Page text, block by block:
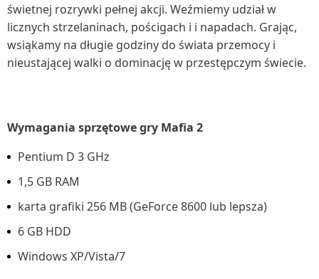
świetnej rozrywki pełnej akcji. Weźmiemy udział w
licznych strzelaninach, pościgach i i napadach. Grając,
wsiąkamy na długie godziny do świata przemocy i
nieustającej walki o dominację w przestępczym świecie.
Wymagania sprzętowe gry Mafia 2
Pentium D 3 GHz
1,5 GB RAM
karta grafiki 256 MB (GeForce 8600 lub lepsza)
6 GB HDD
Windows XP/Vista/7